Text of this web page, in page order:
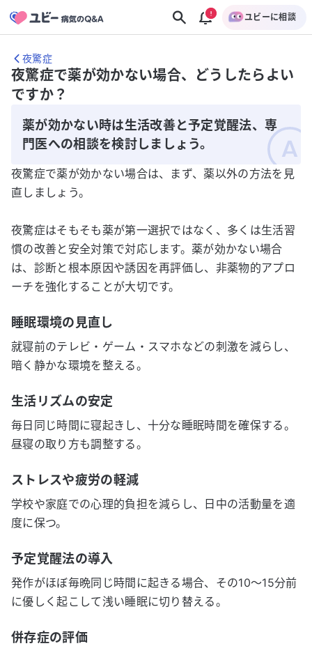
ユビーに相談
夜驚症
夜驚症で薬が効かない場合、どうしたらよい
ですか？
薬が効かない時は生活改善と予定覚醒法、専
門医への相談を検討しましょう。
夜驚症で薬が効かない場合は、まず、薬以外の方法を見
直しましょう。
夜驚症はそもそも薬が第一選択ではなく、多くは生活習
慣の改善と安全対策で対応します。薬が効かない場合
は、診断と根本原因や誘因を再評価し、非薬物的アプロ
ーチを強化することが大切です。
睡眠環境の見直し
就寝前のテレビ・ゲーム・スマホなどの刺激を減らし、
暗く静かな環境を整える。
生活リズムの安定
毎日同じ時間に寝起きし、十分な睡眠時間を確保する。
昼寝の取り方も調整する。
ストレスや疲労の軽減
学校や家庭での心理的負担を減らし、日中の活動量を適
度に保つ。
予定覚醒法の導入
発作がほぼ毎晩同じ時間に起きる場合、その10〜15分前
に優しく起こして浅い睡眠に切り替える。
併存症の評価